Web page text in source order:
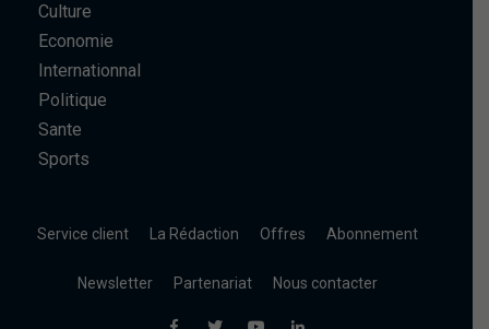
Culture
Economie
Internationnal
Politique
Sante
Sports
Service client La Rédaction Offres Abonnement
Newsletter Partenariat Nous contacter